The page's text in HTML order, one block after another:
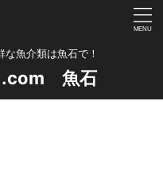
魚介類は魚石で！
.com 魚石